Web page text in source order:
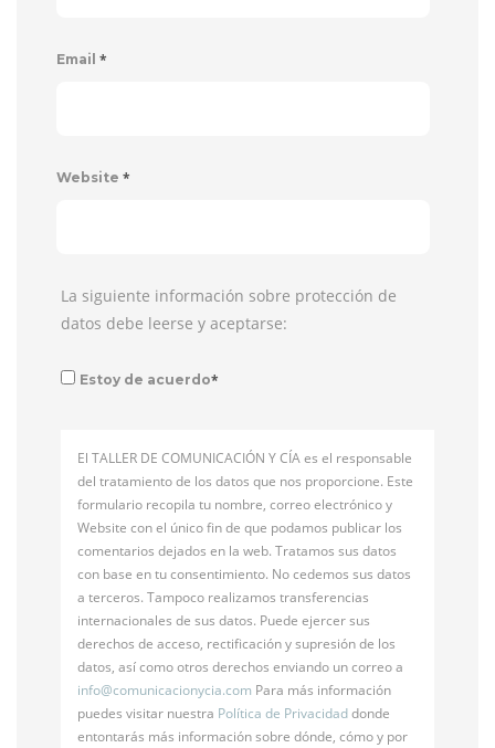
Email *
Website *
La siguiente información sobre protección de
datos debe leerse y aceptarse:
Estoy de acuerdo*
El TALLER DE COMUNICACIÓN Y CÍA es el responsable
del tratamiento de los datos que nos proporcione. Este
formulario recopila tu nombre, correo electrónico y
Website con el único fin de que podamos publicar los
comentarios dejados en la web. Tratamos sus datos
con base en tu consentimiento. No cedemos sus datos
a terceros. Tampoco realizamos transferencias
internacionales de sus datos. Puede ejercer sus
derechos de acceso, rectificación y supresión de los
datos, así como otros derechos enviando un correo a
info@comunicacionycia.com Para más información
puedes visitar nuestra Política de Privacidaddonde
entontarás más información sobre dónde, cómo y por